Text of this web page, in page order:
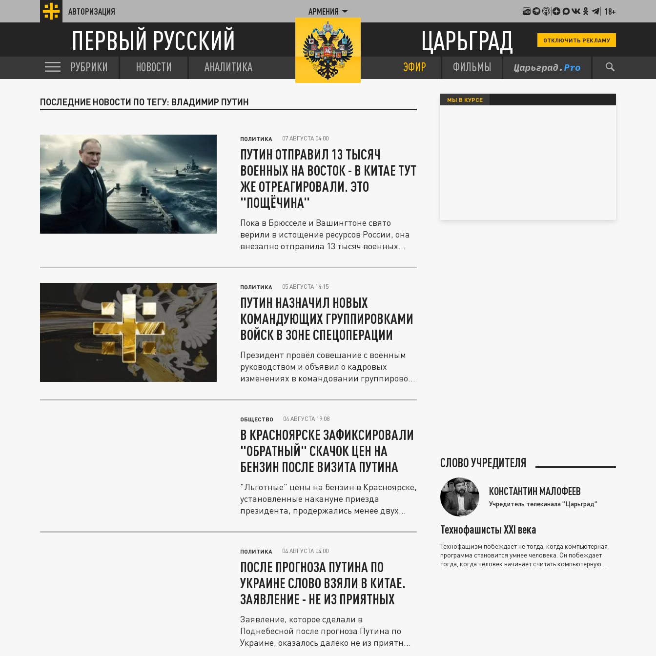
АВТОРИЗАЦИЯ АРМЕНИЯ 18+
ПЕРВЫЙ РУССКИЙ ЦАРЬГРАД ОТКЛЮЧИТЬ РЕКЛАМУ
РУБРИКИ НОВОСТИ АНАЛИТИКА ЭФИР ФИЛЬМЫ
ПОСЛЕДНИЕ НОВОСТИ ПО ТЕГУ: ВЛАДИМИР ПУТИН
ПОЛИТИКА 07 АВГУСТА 04:00
ПУТИН ОТПРАВИЛ 13 ТЫСЯЧ
ВОЕННЫХ НА ВОСТОК - В КИТАЕ ТУТ
ЖЕ ОТРЕАГИРОВАЛИ. ЭТО
"ПОЩЁЧИНА"
Пока в Брюсселе и Вашингтоне свято
верили в истощение ресурсов России, она
внезапно отправила 13 тысяч военных...
ПОЛИТИКА 05 АВГУСТА 14:15
ПУТИН НАЗНАЧИЛ НОВЫХ
КОМАНДУЮЩИХ ГРУППИРОВКАМИ
ВОЙСК В ЗОНЕ СПЕЦОПЕРАЦИИ
Президент провёл совещание с военным
руководством и объявил о кадровых
изменениях в командовании группировок
ОБЩЕСТВО 04 АВГУСТА 19:08
В КРАСНОЯРСКЕ ЗАФИКСИРОВАЛИ
"ОБРАТНЫЙ" СКАЧОК ЦЕН НА
БЕНЗИН ПОСЛЕ ВИЗИТА ПУТИНА
"Льготные" цены на бензин в Красноярске,
установленные накануне приезда
президента, продержались менее двух...
ПОЛИТИКА 04 АВГУСТА 04:00
ПОСЛЕ ПРОГНОЗА ПУТИНА ПО
УКРАИНЕ СЛОВО ВЗЯЛИ В КИТАЕ.
ЗАЯВЛЕНИЕ - НЕ ИЗ ПРИЯТНЫХ
Заявление, которое сделали в
Поднебесной после прогноза Путина по
Украине, оказалось далеко не из приятных
МЫ В КУРСЕ
СЛОВО УЧРЕДИТЕЛЯ
КОНСТАНТИН МАЛОФЕЕВ
Учредитель телеканала "Царьград"
Технофашисты XXI века
Технофашизм побеждает не тогда, когда компьютерная
программа становится умнее человека. Он побеждает
тогда, когда человек начинает считать компьютерную